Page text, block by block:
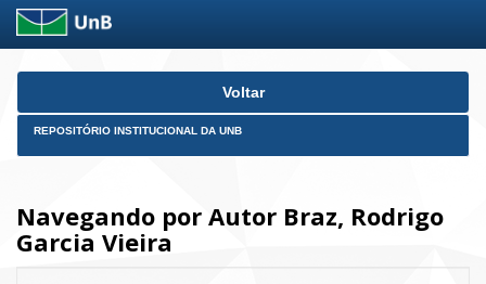
Skip
Voltar
REPOSITÓRIO INSTITUCIONAL DA UNB
Navegando por Autor Braz, Rodrigo
Garcia Vieira